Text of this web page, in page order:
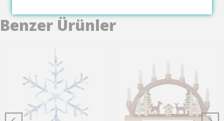
Benzer Ürünler